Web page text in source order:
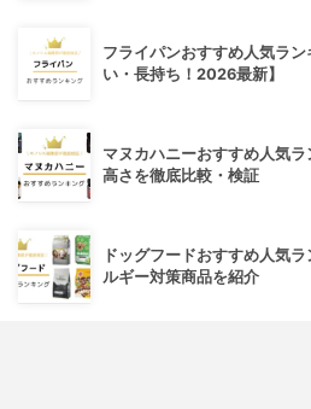
フライパンおすすめ人気ラ
い・長持ち！2026最新】
マヌカハニーおすすめ人気
高さを徹底比較・検証
ドッグフードおすすめ人気
ルギー対策商品を紹介